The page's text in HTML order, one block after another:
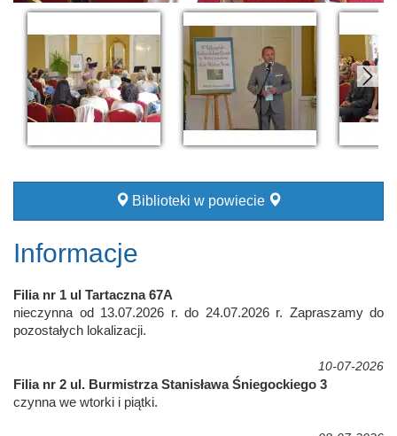
Biblioteki w powiecie
Informacje
Filia nr 1 ul Tartaczna 67A
nieczynna od 13.07.2026 r. do 24.07.2026 r. Zapraszamy do
pozostałych lokalizacji.
10-07-2026
Filia nr 2 ul. Burmistrza Stanisława Śniegockiego 3
czynna we wtorki i piątki.